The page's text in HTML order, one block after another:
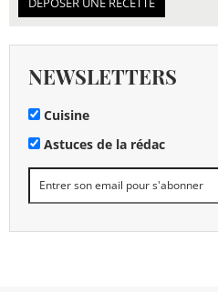
NEWSLETTERS
Cuisine
Astuces de la rédac